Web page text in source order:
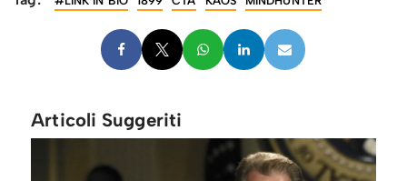
Articoli Suggeriti